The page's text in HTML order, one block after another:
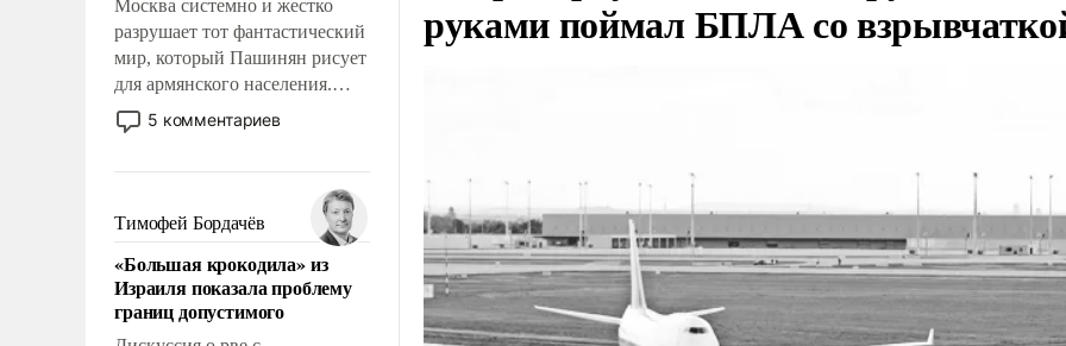
Москва системно и жестко
разрушает тот фантастический
мир, который Пашинян рисует
для армянского населения.
Мир, где этому населению все
должны просто по
политические прожекты будут
беспрекословно оплачиваться
за счет российских
налогоплательщиков и где за
свои поступки не нужно
отвечать.
5 комментариев
Тимофей Бордачёв
«Большая крокодила» из
Израиля показала проблему
границ допустимого
руками поймал БПЛА со